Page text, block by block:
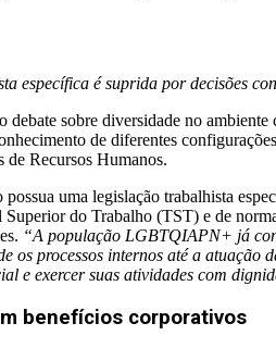
específica é suprida por decisões
sobre diversidade no ambiente
de diferentes
de Recursos Humanos.
uma legislação trabalhista
do Trabalho (TST) e de
“A população LGBTQIAPN+ já
os processos internos até a
e exercer suas atividades com
benefícios corporativos